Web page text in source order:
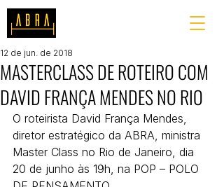
MASTERCLASS DE ROTEIRO COM
DAVID FRANÇA MENDES NO RIO
12 de jun. de 2018
O roteirista David França Mendes,
diretor estratégico da ABRA, ministra
Master Class no Rio de Janeiro, dia
20 de junho às 19h, na POP – POLO